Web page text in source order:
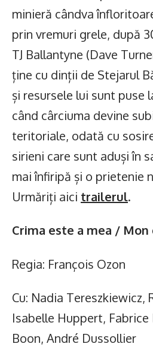
minieră cândva
prin vremuri grele, după
TJ Ballantyne (Dave
ține cu dinții de Stejarul
și resursele lui sunt puse
când cârciuma devine
teritoriale, odată cu
sirieni care sunt aduși în
mai înfiripă și o prietenie
Urmăriți aici trailerul.
Crima este a mea / Mon
Regia: François Ozon
Cu: Nadia Tereszkiewicz,
Isabelle Huppert, Fabrice
Boon, André Dussollier